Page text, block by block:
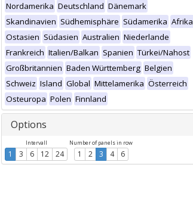
Nordamerika Deutschland Dänemark
Skandinavien Südhemisphäre Südamerika Afrika
Ostasien Südasien Australien Niederlande
Frankreich Italien/Balkan Spanien Türkei/Nahost
Großbritannien Baden Württemberg Belgien
Schweiz Island Global Mittelamerika Österreich
Osteuropa Polen Finnland
Options
Intervall
1 3 6 12 24
Number of panels in row
1 2 3 4 6